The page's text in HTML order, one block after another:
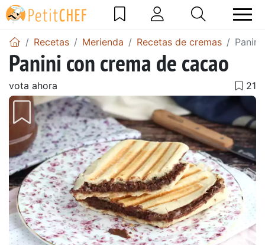
Recetas Merienda Recetas de cremas
Panini con crema de cacao
vota ahora
Anterior